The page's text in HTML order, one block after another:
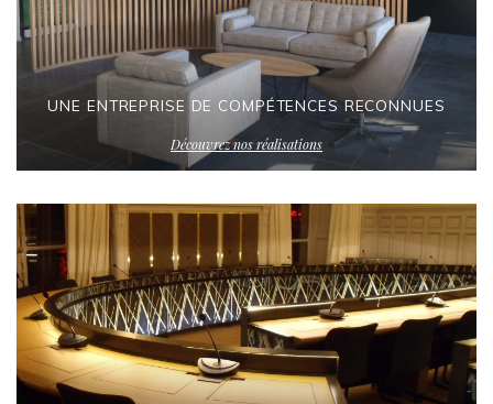
UNE ENTREPRISE DE COMPÉTENCES RECONNUES
Découvrez nos réalisations